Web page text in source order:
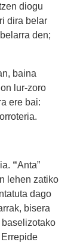
diogu
dira belar
den;
baina
lur-zoro
ere bai:
“Anta”
lehen zatiko
dago
bisera